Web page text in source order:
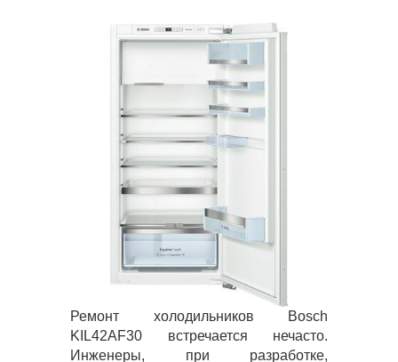
Ремонт холодильников Bosch
KIL42AF30 встречается нечасто.
Инженеры, при разработке,